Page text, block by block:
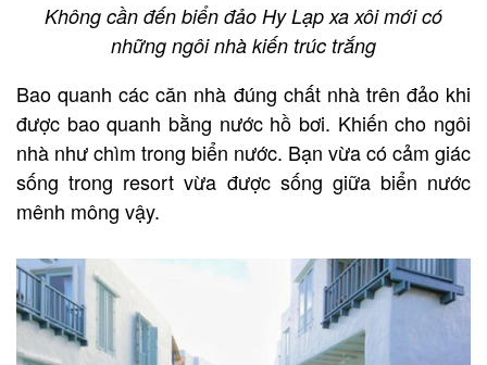
Không cần đến biển đảo Hy Lạp xa xôi mới có
những ngôi nhà kiến trúc trắng
Bao quanh các căn nhà đúng chất nhà trên đảo khi
được bao quanh bằng nước hồ bơi. Khiến cho ngôi
nhà như chìm trong biển nước. Bạn vừa có cảm giác
sống trong resort vừa được sống giữa biển nước
mênh mông vậy.